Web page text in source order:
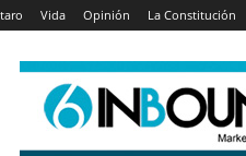
Vida Opinión La Constitución